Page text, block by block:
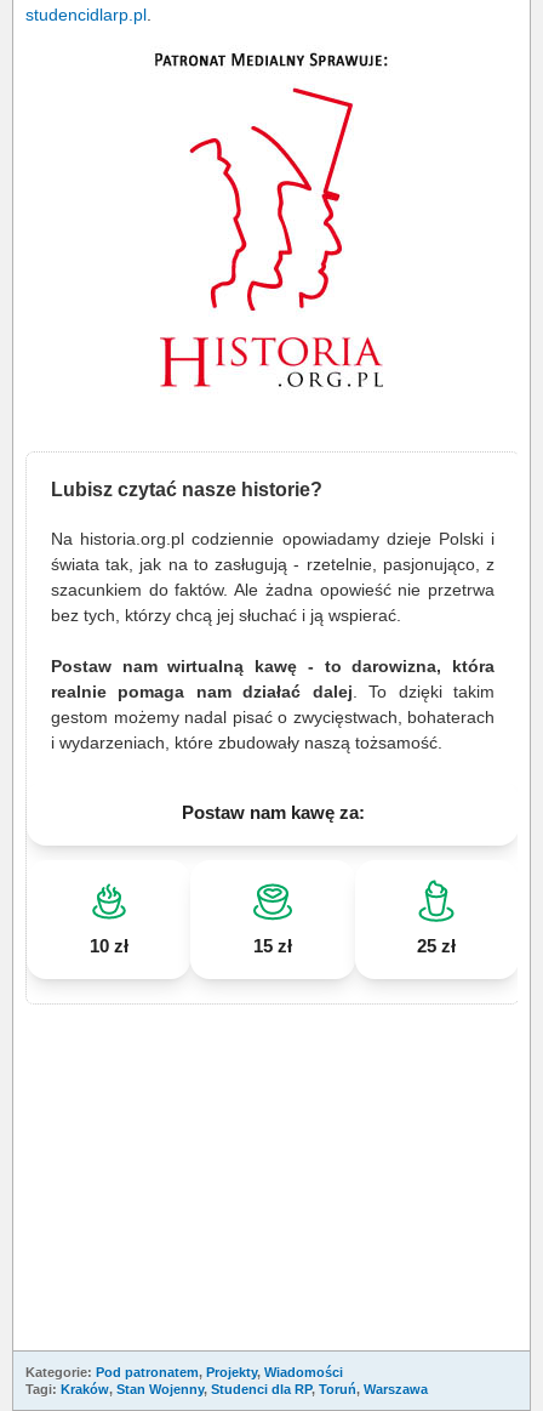
studencidlarp.pl
Lubisz czytać nasze historie?
Na historia.org.pl codziennie opowiadamy dzieje Polski i
świata tak, jak na to zasługują - rzetelnie, pasjonująco, z
szacunkiem do faktów. Ale żadna opowieść nie przetrwa
bez tych, którzy chcą jej słuchać i ją wspierać.
Postaw nam wirtualną kawę - to darowizna, która
realnie pomaga nam działać dalej . To dzięki takim
gestom możemy nadal pisać o zwycięstwach, bohaterach
i wydarzeniach, które zbudowały naszą tożsamość.
Postaw nam kawę za:
10 zł 15 zł 25 zł
Kategorie: Pod patronatem, Projekty, Wiadomości
Tagi: Kraków, Stan Wojenny, Studenci dla RP, Toruń, Warszawa